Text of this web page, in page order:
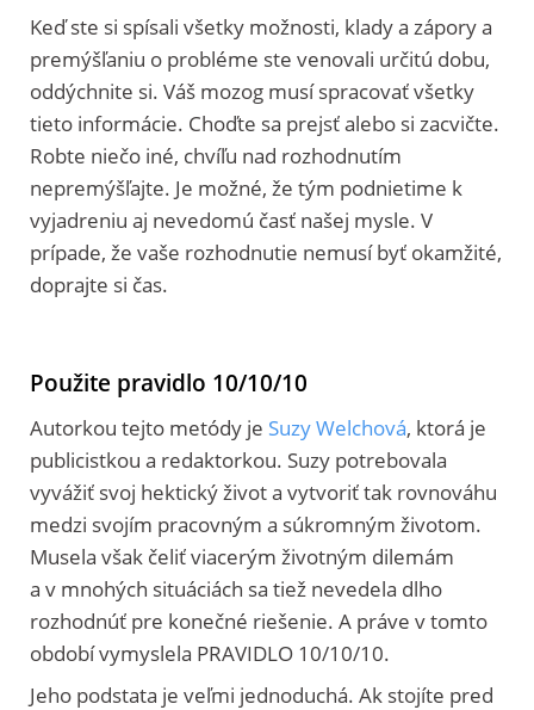
Keď ste si spísali všetky možnosti, klady a zápory a
premýšľaniu o probléme ste venovali určitú dobu,
oddýchnite si. Váš mozog musí spracovať všetky
tieto informácie. Choďte sa prejsť alebo si zacvičte.
Robte niečo iné, chvíľu nad rozhodnutím
nepremýšľajte. Je možné, že tým podnietime k
vyjadreniu aj nevedomú časť našej mysle. V
prípade, že vaše rozhodnutie nemusí byť okamžité,
doprajte si čas.
Použite pravidlo 10/10/10
Autorkou tejto metódy je Suzy Welchová, ktorá je
publicistkou a redaktorkou. Suzy potrebovala
vyvážiť svoj hektický život a vytvoriť tak rovnováhu
medzi svojím pracovným a súkromným životom.
Musela však čeliť viacerým životným dilemám
a v mnohých situáciách sa tiež nevedela dlho
rozhodnúť pre konečné riešenie. A práve v tomto
období vymyslela PRAVIDLO 10/10/10.
Jeho podstata je veľmi jednoduchá. Ak stojíte pred